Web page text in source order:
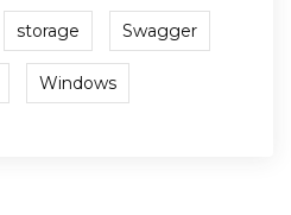
storage Swagger
Windows